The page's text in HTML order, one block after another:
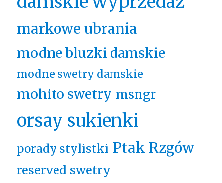
markowe ubrania
modne bluzki damskie
modne swetry damskie
mohito swetry msngr
orsay sukienki
porady stylistki Ptak Rzgów
reserved swetry